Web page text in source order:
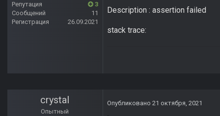
Репутация
3
Сообщений
11
Регистрация
26.09.2021
Description : assertion failed
stack trace:
crystal
Опытный
Опубликовано 21 октября, 2021